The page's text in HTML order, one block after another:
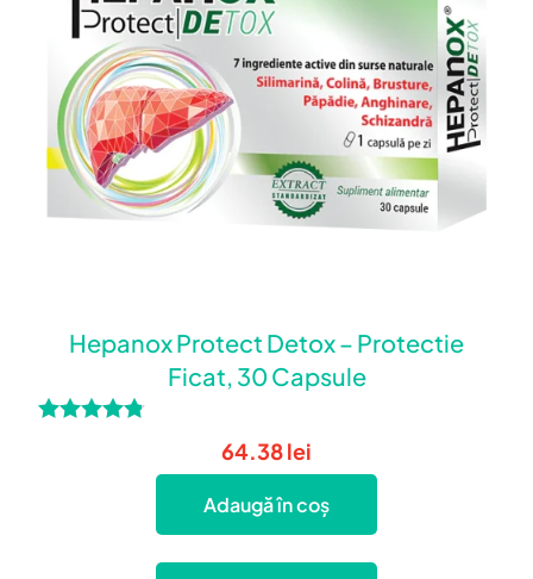
Hepanox Protect Detox – Protectie
Ficat, 30 Capsule
64.38lei
Adaugă în coș